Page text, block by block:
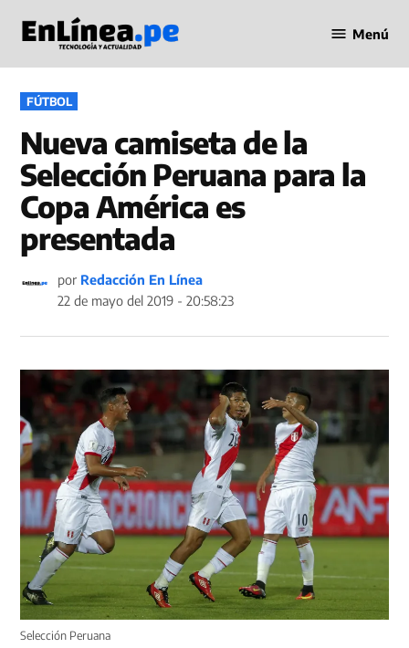
contenido
en Línea
Menú
PUBLICADO
EN
FÚTBOL
Nueva camiseta de la
Selección Peruana para la
Copa América es
presentada
por Redacción En Línea
22 de mayo del 2019 - 20:58:23
Selección Peruana